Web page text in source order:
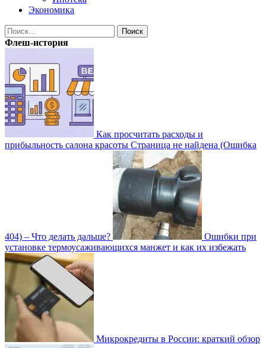
Экономика
Найти:
Флеш-история
Как просчитать расходы и
прибыльность салона красоты Страница не найдена (Ошибка
404) – Что делать дальше?
Ошибки при
установке термоусаживающихся манжет и как их избежать
Микрокредиты в России: краткий обзор